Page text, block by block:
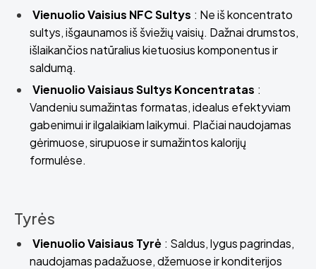
Vienuolio Vaisius NFC Sultys : Ne iš koncentrato
sultys, išgaunamos iš šviežių vaisių. Dažnai drumstos,
išlaikančios natūralius kietuosius komponentus ir
saldumą.
Vienuolio Vaisiaus Sultys Koncentratas :
Vandeniu sumažintas formatas, idealus efektyviam
gabenimui ir ilgalaikiam laikymui. Plačiai naudojamas
gėrimuose, sirupuose ir sumažintos kalorijų
formulėse.
Tyrės
Vienuolio Vaisiaus Tyrė : Saldus, lygus pagrindas,
naudojamas padažuose, džemuose ir konditerijos